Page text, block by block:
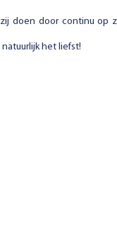
doen door continu op
het liefst!